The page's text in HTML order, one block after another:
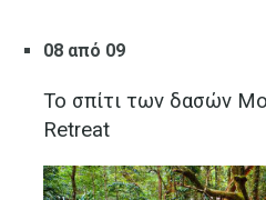
08 από 09
Το σπίτι των δασών
Retreat